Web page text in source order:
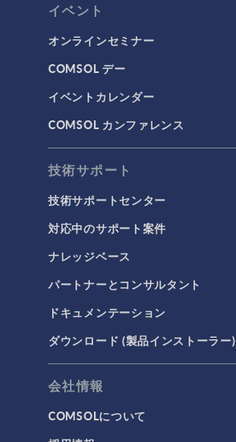
イベント
オンラインセミナー
COMSOL デー
イベントカレンダー
COMSOL カンファレンス
技術サポート
技術サポートセンター
対応中のサポート案件
ナレッジベース
パートナーとコンサルタント
ドキュメンテーション
ダウンロード (製品インストーラー)
会社情報
COMSOLについて